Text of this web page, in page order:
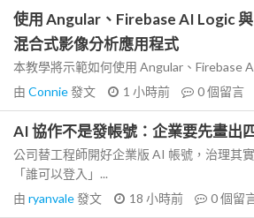
使用 Angular、Firebase AI Logic
混合式影像分析應用程式
本教學將示範如何使用 Angular、Firebase
由 Connie發文 1 小時前 0個留言
AI 協作不是發帳號：企業要先畫出
公司替工程師開好企業版 AI 帳號，治理其
「誰可以登入」...
由 ryanvale發文 18 小時前 0個留